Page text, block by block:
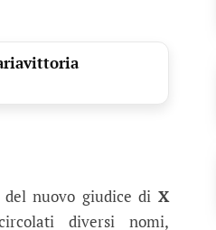
nuovo giudice di X
diversi nomi,